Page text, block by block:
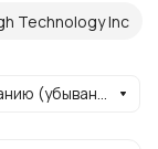
Technology Inc
По умолчанию (убывание)